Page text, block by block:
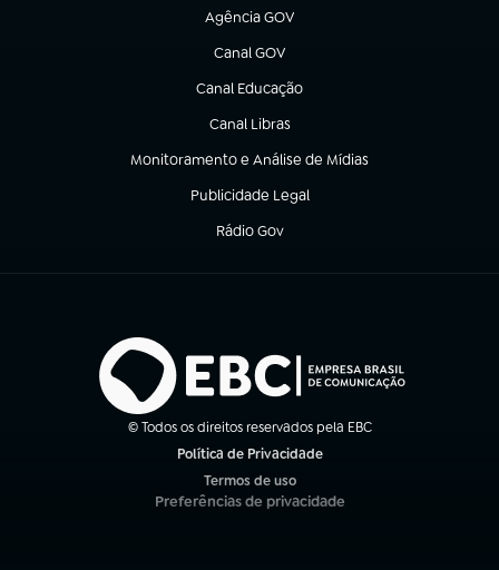
Agência GOV
(abre em nova aba)
Canal GOV
(abre em nova aba)
Canal Educação
(abre em nova aba)
Canal Libras
(abre em nova aba)
Monitoramento e Análise de Mídias
(abre em nova aba)
Publicidade Legal
(abre em nova aba)
Rádio Gov
(abre em nova aba)
© Todos os direitos reservados pela EBC
Política de Privacidade
Termos de uso
(abre em nova aba)
Preferências de privacidade